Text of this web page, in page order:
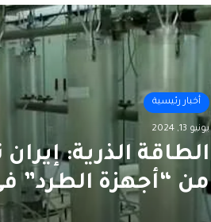
أخبار رئيسية
يونيو 13, 2024
الطاقة الذرية:
من “أجهزة الطرد”